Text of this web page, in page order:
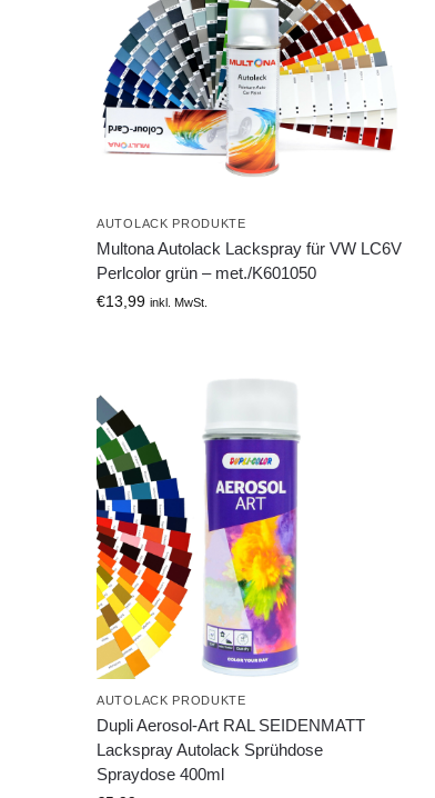
AUTOLACK PRODUKTE
Multona Autolack Lackspray für VW LC6V
Perlcolor grün – met./K601050
€13,99 inkl. MwSt.
AUTOLACK PRODUKTE
Dupli Aerosol-Art RAL SEIDENMATT
Lackspray Autolack Sprühdose
Spraydose 400ml